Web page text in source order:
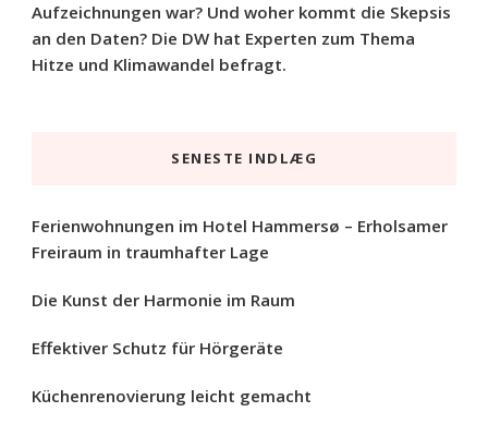
Aufzeichnungen war? Und woher kommt die Skepsis
an den Daten? Die DW hat Experten zum Thema
Hitze und Klimawandel befragt.
SENESTE INDLÆG
Ferienwohnungen im Hotel Hammersø – Erholsamer
Freiraum in traumhafter Lage
Die Kunst der Harmonie im Raum
Effektiver Schutz für Hörgeräte
Küchenrenovierung leicht gemacht